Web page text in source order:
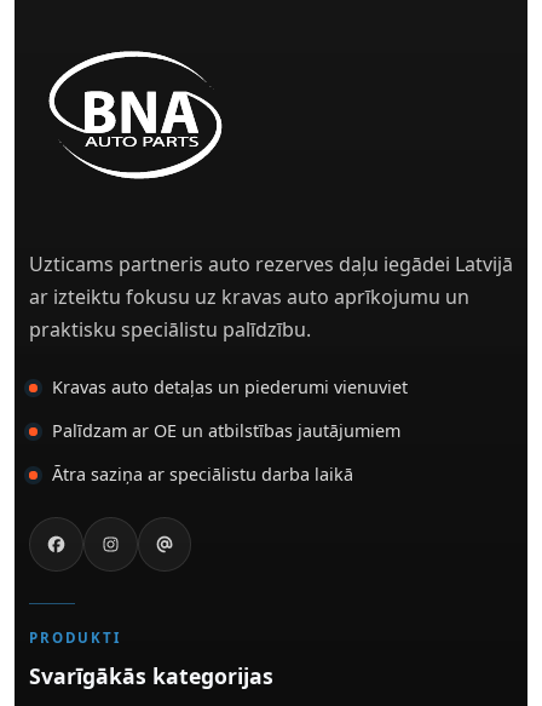
Uzticams partneris auto rezerves daļu iegādei Latvijā
ar izteiktu fokusu uz kravas auto aprīkojumu un
praktisku speciālistu palīdzību.
Kravas auto detaļas un piederumi vienuviet
Palīdzam ar OE un atbilstības jautājumiem
Ātra saziņa ar speciālistu darba laikā
PRODUKTI
Svarīgākās kategorijas